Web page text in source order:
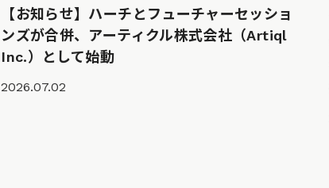
【お知らせ】ハーチとフューチャーセッショ
ンズが合併、アーティクル株式会社（Artiql
Inc.）として始動
2026.07.02